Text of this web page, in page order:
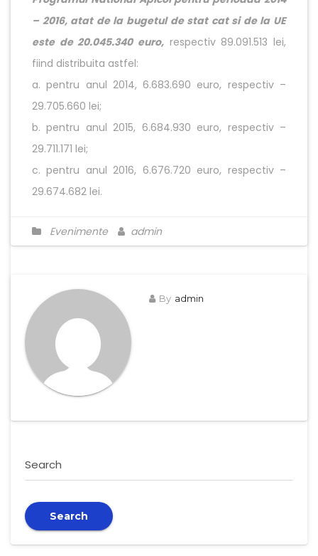
– 2016, atat de la bugetul de stat cat si de la UE
este de 20.045.340 euro, respectiv 89.091.513 lei,
fiind distribuita astfel:
a. pentru anul 2014, 6.683.690 euro, respectiv –
29.705.660 lei;
b. pentru anul 2015, 6.684.930 euro, respectiv –
29.711.171 lei;
c. pentru anul 2016, 6.676.720 euro, respectiv –
29.674.682 lei.
Evenimente admin
By admin
Search
Search